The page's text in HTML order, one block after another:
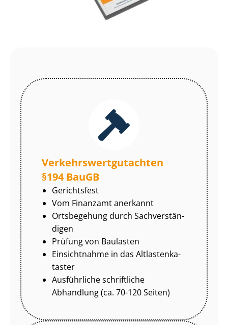
Ver­kehrs­wert­gut­ach­ten
§194 BauGB
Gerichtsfest
Vom Finanzamt anerkannt
Ortsbegehung durch Sach­ver­stän­
di­gen
Prüfung von Baulasten
Einsichtnahme in das Alt­las­ten­ka­
tas­ter
Ausführliche schriftliche
Abhandlung (ca. 70-120 Seiten)